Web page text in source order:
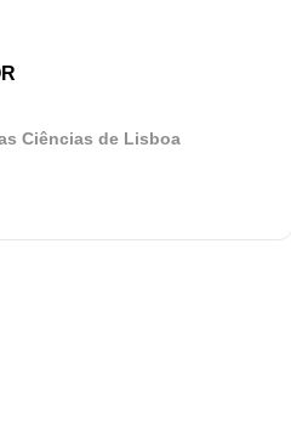
Ciências de Lisboa